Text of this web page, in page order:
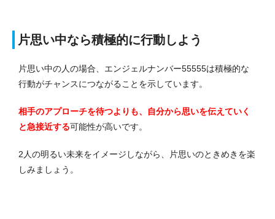
片思い中なら積極的に行動しよう
片思い中の人の場合、エンジェルナンバー55555は積極的な
行動がチャンスにつながることを示しています。
相手のアプローチを待つよりも、自分から思いを伝えていく
と急接近する可能性が高いです。
2人の明るい未来をイメージしながら、片思いのときめきを楽
しみましょう。